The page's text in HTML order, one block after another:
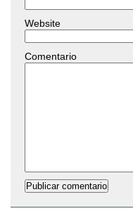
Website
Comentario